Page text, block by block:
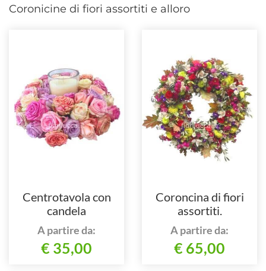
Coronicine di fiori assortiti e alloro
Centrotavola con
candela
A partire da:
€ 35,00
Coroncina di fiori
assortiti.
A partire da:
€ 65,00